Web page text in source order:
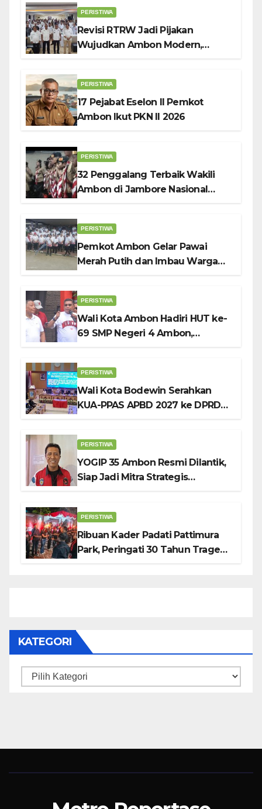
PERISTIWA
Revisi RTRW Jadi Pijakan
Wujudkan Ambon Modern,
PERISTIWA
17 Pejabat Eselon II Pemkot
Ambon Ikut PKN II 2026
PERISTIWA
32 Penggalang Terbaik Wakili
Ambon di Jambore Nasional
PERISTIWA
Pemkot Ambon Gelar Pawai
Merah Putih dan Imbau Warga
PERISTIWA
Wali Kota Ambon Hadiri HUT ke-
69 SMP Negeri 4 Ambon,
PERISTIWA
Wali Kota Bodewin Serahkan
KUA-PPAS APBD 2027 ke DPRD
PERISTIWA
YOGIP 35 Ambon Resmi Dilantik,
Siap Jadi Mitra Strategis
PERISTIWA
Ribuan Kader Padati Pattimura
Park, Peringati 30 Tahun Tragedi
KATEGORI
Kategori